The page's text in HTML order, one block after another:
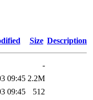
Size Description
-
09:45 2.2M
09:45
512